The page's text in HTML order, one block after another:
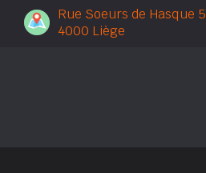
Rue Soeurs de Hasque 5
4000 Liège